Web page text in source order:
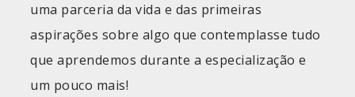
uma parceria da vida e das primeiras
aspirações sobre algo que contemplasse tudo
que aprendemos durante a especialização e
um pouco mais!